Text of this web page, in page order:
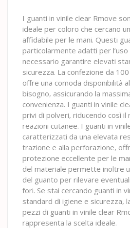
I guanti in vinile clear Rmove
ideale per coloro che cercano
affidabile per le mani. Questi
particolarmente adatti per
necessario garantire elevati
sicurezza. La confezione da
offre una comoda disponibilità
bisogno, assicurando la
convenienza. I guanti in vinile
privi di polveri, riducendo così il
reazioni cutanee. I guanti in
caratterizzati da una elevata
trazione e alla perforazione,
protezione eccellente per le
del materiale permette inoltre
del guanto per rilevare
fori. Se stai cercando guanti in
standard di igiene e sicurezza,
pezzi di guanti in vinile clear
rappresenta la scelta ideale.